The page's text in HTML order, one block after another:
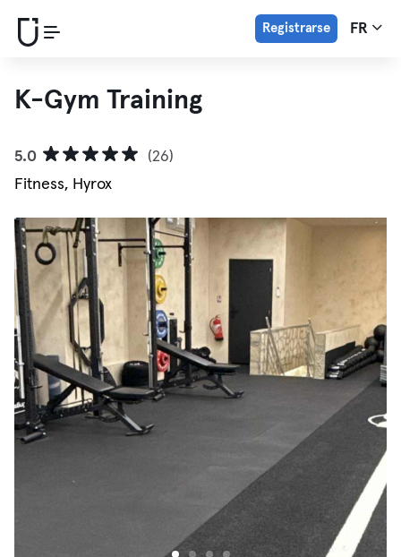
Registrarse FR
K-Gym Training
5.0
(26)
Fitness, Hyrox